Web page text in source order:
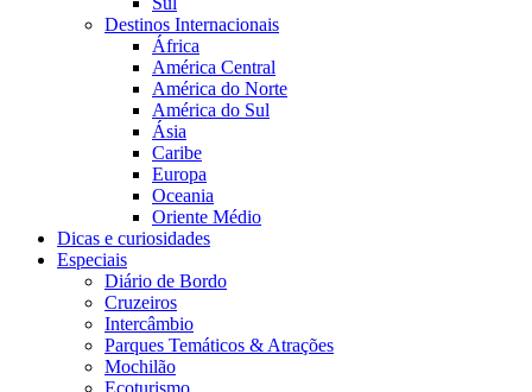
Destinos Internacionais
África
América Central
América do Norte
América do Sul
Ásia
Caribe
Europa
Oceania
Oriente Médio
Dicas e curiosidades
Especiais
Diário de Bordo
Cruzeiros
Intercâmbio
Parques Temáticos & Atrações
Mochilão
Ecoturismo